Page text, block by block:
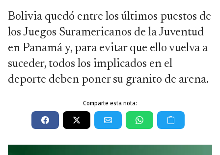
Bolivia quedó entre los últimos puestos de
los Juegos Suramericanos de la Juventud
en Panamá y, para evitar que ello vuelva a
suceder, todos los implicados en el
deporte deben poner su granito de arena.
Comparte esta nota: